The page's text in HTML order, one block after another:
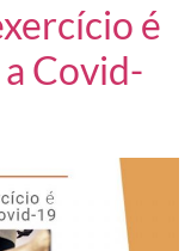
é
Covid-